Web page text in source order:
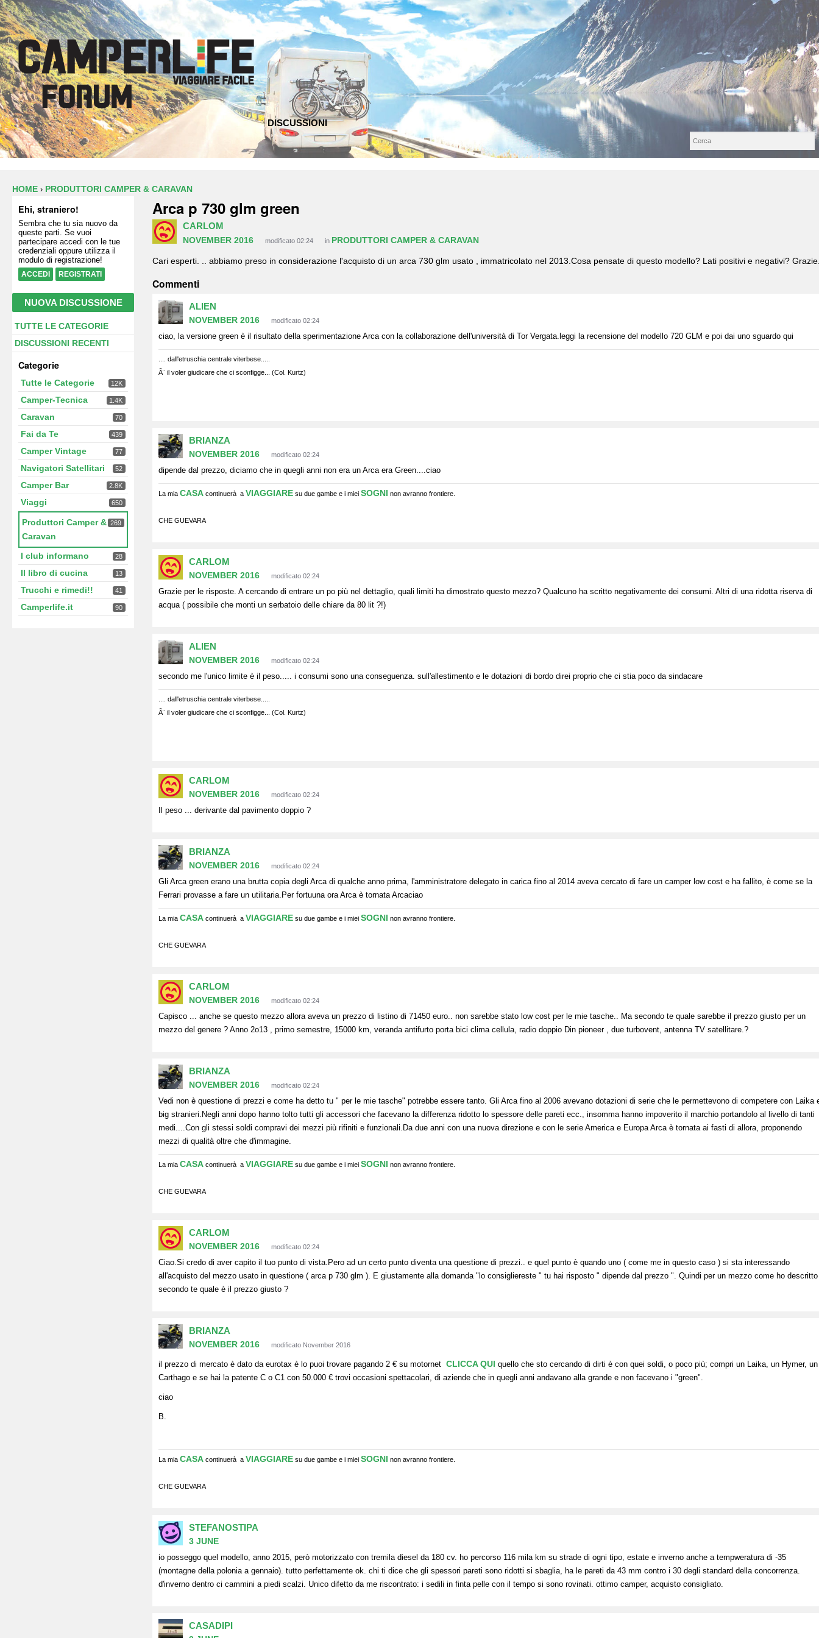
DISCUSSIONI
HOME › PRODUTTORI CAMPER & CARAVAN
Ehi, straniero!
Sembra che tu sia nuovo da
queste parti. Se vuoi
partecipare accedi con le tue
credenziali oppure utilizza il
modulo di registrazione!
ACCEDI REGISTRATI
NUOVA DISCUSSIONE
Link
veloci
TUTTE LE CATEGORIE
DISCUSSIONI RECENTI
Categorie
12K
Tutte le Categorie
1.4K
Camper-Tecnica
70
Caravan
439
Fai da Te
77
Camper Vintage
52
Navigatori Satellitari
2.8K
Camper Bar
650
Viaggi
269
Produttori Camper &
Caravan
28
I club informano
13
Il libro di cucina
41
Trucchi e rimedi!!
90
Camperlife.it
Arca p 730 glm green
CARLOM
NOVEMBER 2016 modificato 02:24 in PRODUTTORI CAMPER & CARAVAN
Cari esperti. .. abbiamo preso in considerazione l'acquisto di un arca 730 glm usato , immatricolato nel 2013.Cosa pensate di questo modello? Lati positivi e negativi?
Commenti
ALIEN
NOVEMBER 2016 modificato 02:24
ciao, la versione green è il risultato della sperimentazione Arca con la collaborazione dell'università di Tor Vergata.leggi la recensione del modello 720 GLM e poi dai uno sguardo qui
.... dall'etruschia centrale viterbese.....
Ã¨ il voler giudicare che ci sconfigge... (Col. Kurtz)
BRIANZA
NOVEMBER 2016 modificato 02:24
dipende dal prezzo, diciamo che in quegli anni non era un Arca era Green....ciao
La mia CASA continuerà a VIAGGIARE su due gambe e i miei SOGNI non avranno frontiere.
CHE GUEVARA
CARLOM
NOVEMBER 2016 modificato 02:24
Grazie per le risposte. A cercando di entrare un po più nel dettaglio, quali limiti ha dimostrato questo mezzo? Qualcuno ha scritto negativamente dei consumi. Altri di una ridotta riserva di
acqua ( possibile che monti un serbatoio delle chiare da 80 lit ?!)
ALIEN
NOVEMBER 2016 modificato 02:24
secondo me l'unico limite è il peso..... i consumi sono una conseguenza. sull'allestimento e le dotazioni di bordo direi proprio che ci stia poco da sindacare
.... dall'etruschia centrale viterbese.....
Ã¨ il voler giudicare che ci sconfigge... (Col. Kurtz)
CARLOM
NOVEMBER 2016 modificato 02:24
Il peso ... derivante dal pavimento doppio ?
BRIANZA
NOVEMBER 2016 modificato 02:24
Gli Arca green erano una brutta copia degli Arca di qualche anno prima, l'amministratore delegato in carica fino al 2014 aveva cercato di fare un camper low cost e ha fallito, è come se la
Ferrari provasse a fare un utilitaria.Per fortuuna ora Arca è tornata Arcaciao
La mia CASA continuerà a VIAGGIARE su due gambe e i miei SOGNI non avranno frontiere.
CHE GUEVARA
CARLOM
NOVEMBER 2016 modificato 02:24
Capisco ... anche se questo mezzo allora aveva un prezzo di listino di 71450 euro.. non sarebbe stato low cost per le mie tasche.. Ma secondo te quale sarebbe il prezzo giusto per un
mezzo del genere ? Anno 2o13 , primo semestre, 15000 km, veranda antifurto porta bici clima cellula, radio doppio Din pioneer , due turbovent, antenna TV satellitare.?
BRIANZA
NOVEMBER 2016 modificato 02:24
Vedi non è questione di prezzi e come ha detto tu " per le mie tasche" potrebbe essere tanto. Gli Arca fino al 2006 avevano dotazioni di serie che le permettevono di competere con Laika
big stranieri.Negli anni dopo hanno tolto tutti gli accessori che facevano la differenza ridotto lo spessore delle pareti ecc., insomma hanno impoverito il marchio portandolo al livello di tanti
medi....Con gli stessi soldi compravi dei mezzi più rifiniti e funzionali.Da due anni con una nuova direzione e con le serie America e Europa Arca è tornata ai fasti di allora, proponendo
mezzi di qualità oltre che d'immagine.
La mia CASA continuerà a VIAGGIARE su due gambe e i miei SOGNI non avranno frontiere.
CHE GUEVARA
CARLOM
NOVEMBER 2016 modificato 02:24
Ciao.Si credo di aver capito il tuo punto di vista.Pero ad un certo punto diventa una questione di prezzi.. e quel punto è quando uno ( come me in questo caso ) si sta interessando
all'acquisto del mezzo usato in questione ( arca p 730 glm ). E giustamente alla domanda "lo consigliereste " tu hai risposto " dipende dal prezzo ". Quindi per un mezzo come ho descritto
secondo te quale è il prezzo giusto ?
BRIANZA
NOVEMBER 2016 modificato November 2016
il prezzo di mercato è dato da eurotax è lo puoi trovare pagando 2 € su motornet CLICCA QUI quello che sto cercando di dirti è con quei soldi, o poco più; compri un Laika, un Hymer, un
Carthago e se hai la patente C o C1 con 50.000 € trovi occasioni spettacolari, di aziende che in quegli anni andavano alla grande e non facevano i "green".
ciao
B.
La mia CASA continuerà a VIAGGIARE su due gambe e i miei SOGNI non avranno frontiere.
CHE GUEVARA
STEFANOSTIPA
3 JUNE
io posseggo quel modello, anno 2015, però motorizzato con tremila diesel da 180 cv. ho percorso 116 mila km su strade di ogni tipo, estate e inverno anche a tempweratura di -35
(montagne della polonia a gennaio). tutto perfettamente ok. chi ti dice che gli spessori pareti sono ridotti si sbaglia, ha le pareti da 43 mm contro i 30 degli standard della concorrenza.
d'inverno dentro ci cammini a piedi scalzi. Unico difetto da me riscontrato: i sedili in finta pelle con il tempo si sono rovinati. ottimo camper, acquisto consigliato.
CASADIPI